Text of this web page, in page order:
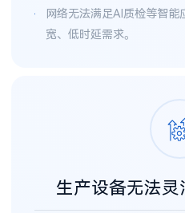
网络无法满足AI质检等智
宽、低时延需求。
生产设备无法